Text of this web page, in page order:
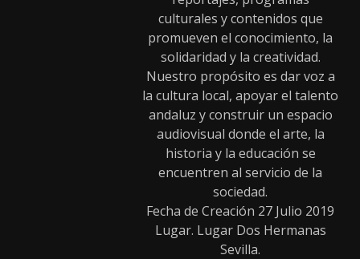
culturales y contenidos que
promueven el conocimiento, la
solidaridad y la creatividad.
Nuestro propósito es dar voz a
la cultura local, apoyar el talento
andaluz y construir un espacio
audiovisual donde el arte, la
historia y la educación se
encuentren al servicio de la
sociedad.
Fecha de Creación 27 Julio 2019
Lugar. Lugar Dos Hermanas
Sevilla.